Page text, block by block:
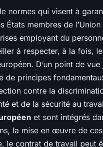
normes qui visent à
membres de l’Union
employant du
à respecter, à la fois,
D’un point de
de principes
contre la
et de la sécurité au
et sont intégrés
la mise en œuvre de
le contrat de travail peut